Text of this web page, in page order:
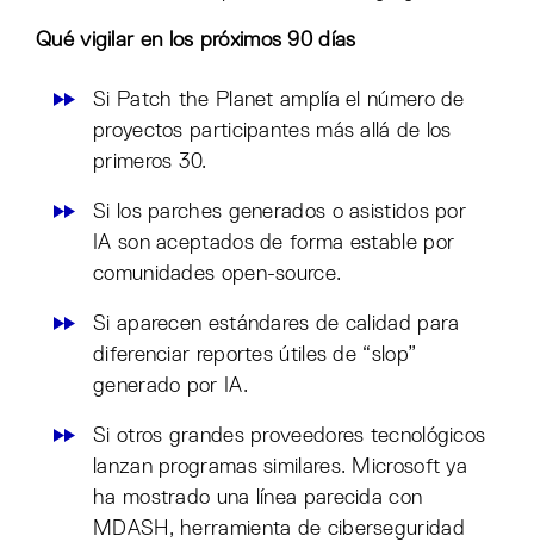
Qué vigilar en los próximos 90 días
Si Patch the Planet amplía el número de
proyectos participantes más allá de los
primeros 30.
Si los parches generados o asistidos por
IA son aceptados de forma estable por
comunidades open-source.
Si aparecen estándares de calidad para
diferenciar reportes útiles de “slop”
generado por IA.
Si otros grandes proveedores tecnológicos
lanzan programas similares. Microsoft ya
ha mostrado una línea parecida con
MDASH, herramienta de ciberseguridad